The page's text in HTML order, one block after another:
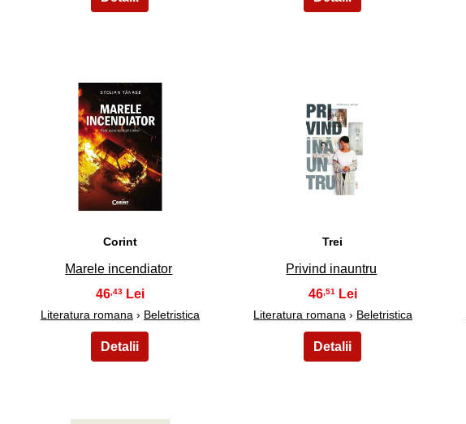
26
Corint
Marele incendiator
46,43
Literatura romana › Beletristica
27
Trei
Privind inauntru
46,51
Literatura romana › Beletristica